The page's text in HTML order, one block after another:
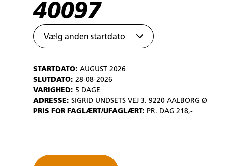
40097
Vælg anden startdato
STARTDATO: AUGUST 2026
SLUTDATO: 28-08-2026
VARIGHED: 5 DAGE
ADRESSE: SIGRID UNDSETS VEJ 3. 9220 AALBORG Ø
PRIS FOR FAGLÆRT/UFAGLÆRT: PR. DAG 218,-